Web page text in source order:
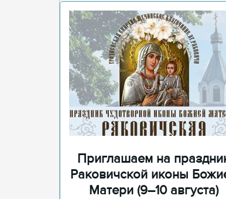
Приглашаем на
Раковичской иконы
Матери (9–10 августа)